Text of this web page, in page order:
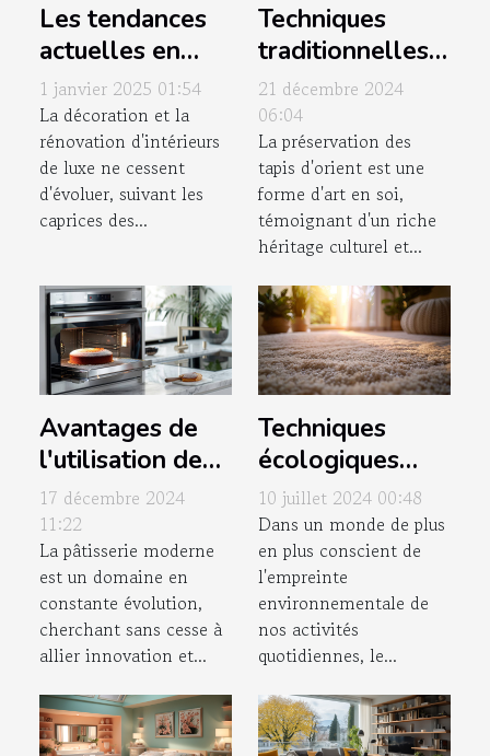
Les tendances
actuelles en
rénovation et
décoration
d'intérieurs de
luxe
1 janvier 2025 01:54
La décoration et la
rénovation d'intérieurs
de luxe ne cessent
d'évoluer, suivant les
caprices des...
Techniques
traditionnelles
de nettoyage
pour tapis
d'orient et leur
importance
21 décembre 2024
06:04
La préservation des
tapis d'orient est une
forme d'art en soi,
témoignant d'un riche
héritage culturel et...
Avantages de
l'utilisation des
fours combinés
vapeur pour la
pâtisserie
moderne
17 décembre 2024
11:22
La pâtisserie moderne
est un domaine en
constante évolution,
cherchant sans cesse à
allier innovation et...
Techniques
écologiques
pour le
nettoyage en
profondeur des
tapis
10 juillet 2024 00:48
Dans un monde de plus
en plus conscient de
l'empreinte
environnementale de
nos activités
quotidiennes, le...